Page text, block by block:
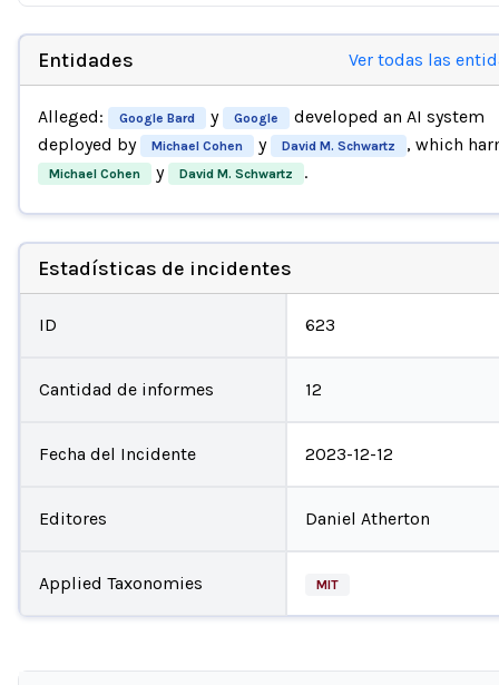
Entidades Ver todas las
Alleged: Google Bard y Google
developed an AI system
deployed by
Michael Cohen y David M. Schwartz , which
Michael Cohen y David M. Schwartz .
Estadísticas de incidentes
ID 623
Cantidad de informes 12
Fecha del Incidente 2023-12-12
Editores Daniel Atherton
Applied Taxonomies MIT